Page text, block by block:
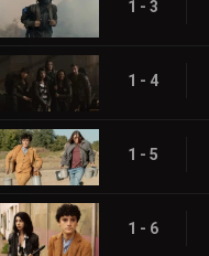
1 - 3
1 - 4
1 - 5
1 - 6